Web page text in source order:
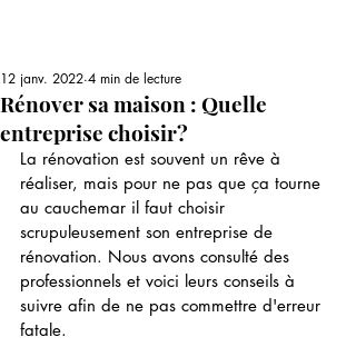
Rénover sa maison : Quelle
entreprise choisir?
12 janv. 2022 4 min de lecture
La rénovation est souvent un rêve à
réaliser, mais pour ne pas que ça tourne
au cauchemar il faut choisir
scrupuleusement son entreprise de
rénovation. Nous avons consulté des
professionnels et voici leurs conseils à
suivre afin de ne pas commettre d'erreur
fatale.